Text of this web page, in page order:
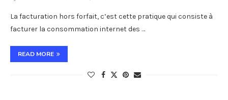
La facturation hors forfait, c’est cette pratique qui consiste à
facturer la consommation internet des …
READ MORE